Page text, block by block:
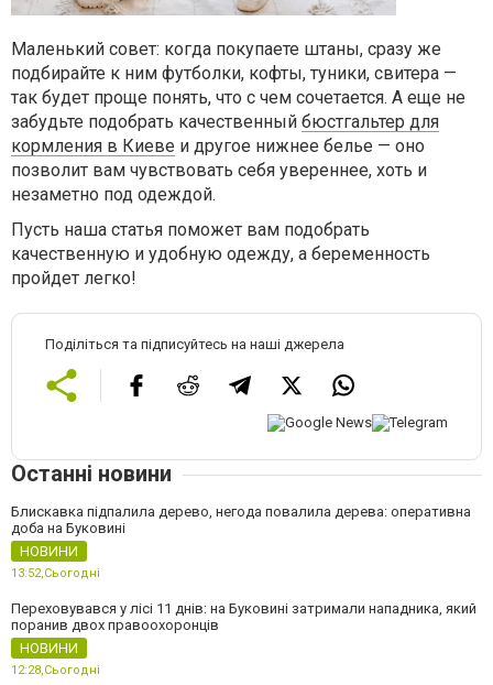
Маленький совет: когда покупаете штаны, сразу же
подбирайте к ним футболки, кофты, туники, свитера —
так будет проще понять, что с чем сочетается. А еще не
забудьте подобрать качественный бюстгальтер для
кормления в Киеве и другое нижнее белье — оно
позволит вам чувствовать себя увереннее, хоть и
незаметно под одеждой.
Пусть наша статья поможет вам подобрать
качественную и удобную одежду, а беременность
пройдет легко!
Поділіться та підписуйтесь на наші джерела
Останні новини
Блискавка підпалила дерево, негода повалила дерева: оперативна
доба на Буковині
НОВИНИ
13:52, Сьогодні
Переховувався у лісі 11 днів: на Буковині затримали нападника, який
поранив двох правоохоронців
НОВИНИ
12:28, Сьогодні